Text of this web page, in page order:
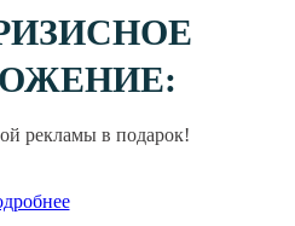
рекламы в подарок!